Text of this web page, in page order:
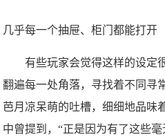
几乎每一个抽屉、柜门都能打开
有些玩家会觉得这样的设定
翻遍每一处角落，寻找着不同寻
芭月凉呆萌的吐槽，细细地品味
中曾提到，“正是因为有了这些